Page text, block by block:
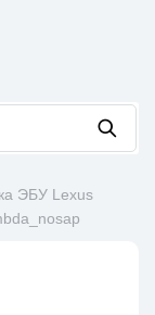
ЭБУ Lexus